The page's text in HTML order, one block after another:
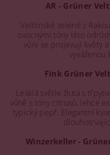
AR - Grüner
Veltlínské zelené z
ovocnými tóny této
vůni se projevují květy
vyváženou
Fink Grüner
Lesklá světle žlutá s
vůně s tóny citrusů, lehce
typický pepř. Elegantní
Winzerkeller -